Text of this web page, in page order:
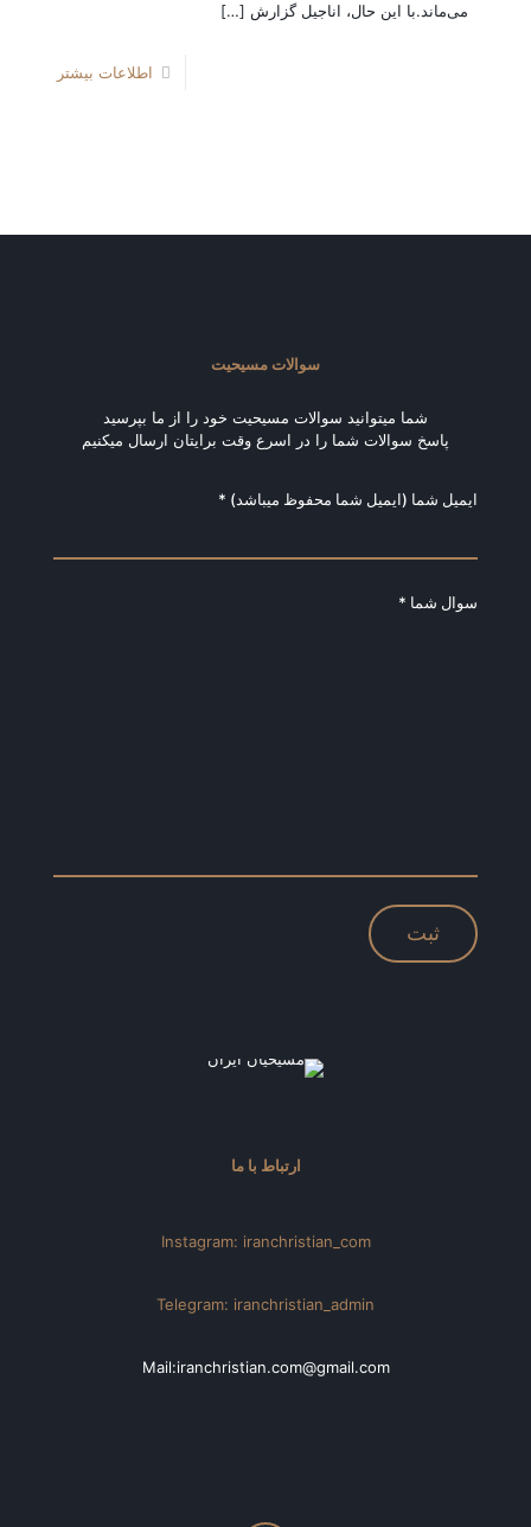
می‌ماند.با این حال، اناجیل گزارش […]
اطلاعات بیشتر
سوالات مسیحیت
شما میتوانید سوالات مسیحیت خود را از ما بپرسید
پاسخ سوالات شما را در اسرع وقت برایتان ارسال میکنیم
ایمیل شما (ایمیل شما محفوظ میباشد) *
سوال شما *
ارتباط با ما
Instagram: iranchristian_com
Telegram: iranchristian_admin
Mail:iranchristian.com@gmail.com